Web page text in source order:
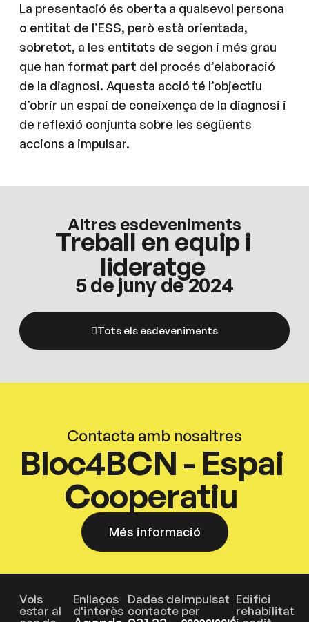
La presentació és oberta a qualsevol persona
o entitat de l’ESS, però està orientada,
sobretot, a les entitats de segon i més grau
que han format part del procés d’elaboració
de la diagnosi. Aquesta acció té l’objectiu
d’obrir un espai de coneixença de la diagnosi i
de reflexió conjunta sobre les següents
accions a impulsar.
Altres esdeveniments
Treball en equip i
lideratge
5 de juny de 2024
Tots els esdeveniments
Contacta amb nosaltres
Bloc4BCN - Espai
Cooperatiu
Més informació
Vols
estar al
Enllaços
d'interès
Dades de
contacte
Impulsat
per
Edifici
rehabilitat